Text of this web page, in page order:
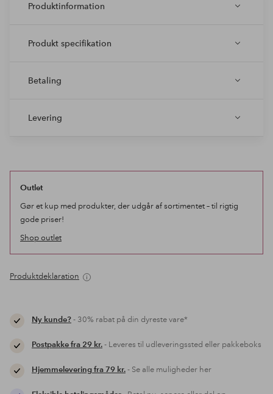
Produktinformation
Produkt specifikation
Betaling
Levering
Outlet
Gør et kup med produkter, der udgår af sortimentet – til rigtig
gode priser!
Shop outlet
Produktdeklaration
Ny kunde?- 30% rabat på din dyreste vare*
Postpakke fra 29 kr.- Leveres til udleveringssted eller pakkeboks
Hjemmelevering fra 79 kr.- Se alle muligheder her